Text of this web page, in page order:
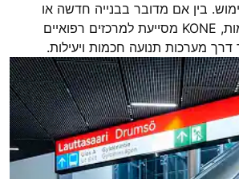
בין אם מדובר בבנייה חדשה או
בשדרוג תשתיות קיימות, KONE מסייעת למרכזים רפואיים
דרך מערכות תנועה חכמות ויעילות.